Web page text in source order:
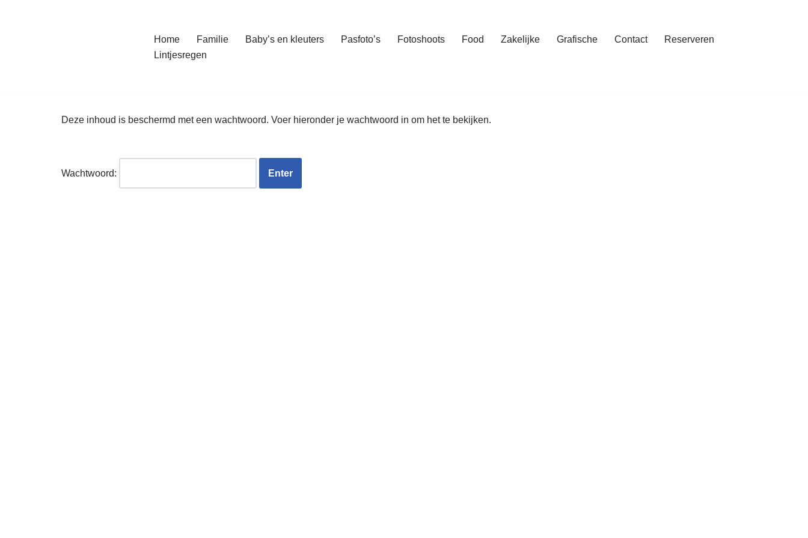
Home Familie Baby’s en kleuters Pasfoto’s Fotoshoots Food Zakelijke Grafische Contact
Reserveren
Lintjesregen
Deze inhoud is beschermd met een wachtwoord. Voer hieronder je wachtwoord in om het te bekijken.
Wachtwoord: